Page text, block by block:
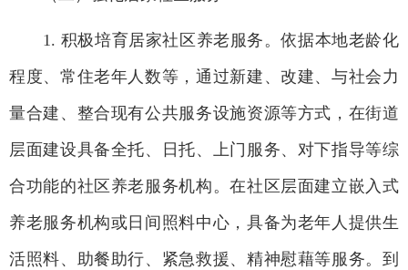
1. 积极培育居家社区养老服务。依据本地老龄化
程度、常住老年人数等，通过新建、改建、与社会力
量合建、整合现有公共服务设施资源等方式，在街道
层面建设具备全托、日托、上门服务、对下指导等综
合功能的社区养老服务机构。在社区层面建立嵌入式
养老服务机构或日间照料中心，具备为老年人提供生
活照料、助餐助行、紧急救援、精神慰藉等服务。到